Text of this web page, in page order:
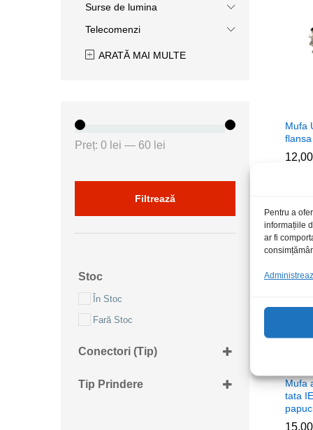
Pentru a
informațiile
ar fi
Mufa
12,00
12,00
Mufa
tata
15,00
15,00
Surse de lumina
Telecomenzi
ARATĂ MAI MULTE
Filtrează
Preț: 0 lei — 60 lei
Stoc
În Stoc
Fară Stoc
Conectori (tip)
Tip Prindere